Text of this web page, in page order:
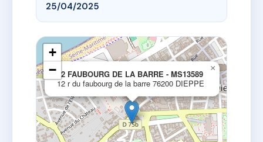
25/04/2025
12 FAUBOURG DE LA BARRE - MS13589
12 r du faubourg de la barre 76200 DIEPPE
×
+
−